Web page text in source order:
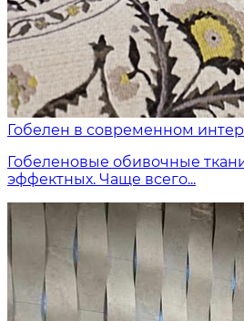
Гобелен в современном
Гобеленовые обивочные
эффектных. Чаще всего...